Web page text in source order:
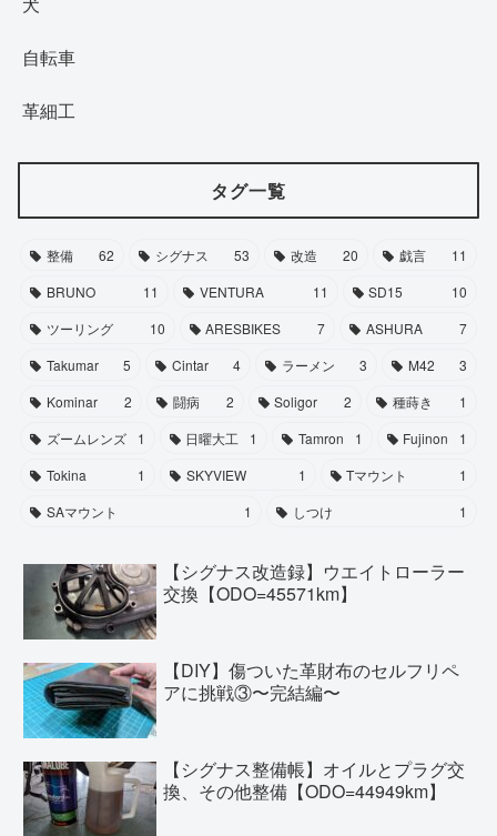
自転車
革細工
タグ一覧
整備 62 シグナス 53 改造 20 戯言
11
BRUNO
11 VENTURA 11 SD15
10
ツーリング
10 ARESBIKES 7 ASHURA
7
Takumar
5 Cintar 4 ラーメン 3 M42
3
Kominar
2 闘病 2 Soligor 2 種蒔き
1
ズームレンズ
1 日曜大工 1 Tamron 1 Fujinon
1
Tokina
1 SKYVIEW 1 Tマウント
1
SAマウント
1 しつけ 1
【シグナス改造録】ウエイトローラー
交換【ODO=45571km】
【DIY】傷ついた革財布のセルフリペ
アに挑戦③〜完結編〜
【シグナス整備帳】オイルとプラグ交
換、その他整備【ODO=44949km】